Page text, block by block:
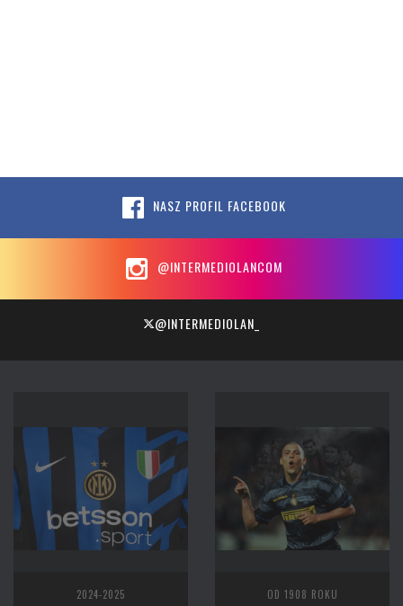
NASZ PROFIL FACEBOOK
@INTERMEDIOLANCOM
@INTERMEDIOLAN_
2024-2025 OD 1908 ROKU